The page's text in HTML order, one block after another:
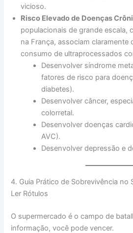
vicioso.
Risco Elevado de Doenças
populacionais de grande escala,
na França, associam claramente
consumo de ultraprocessados
Desenvolver síndrome
fatores de risco para
diabetes).
Desenvolver câncer,
colorretal.
Desenvolver doenças
AVC).
Desenvolver depressão e
4. Guia Prático de Sobrevivência no
Ler Rótulos
O supermercado é o campo de
informação, você pode vencer.